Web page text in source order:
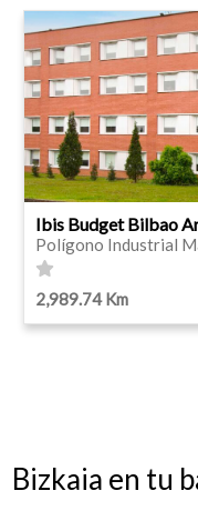
Ibis Budget Bilbao
Polígono Industrial
2,989.74 Km
Bizkaia en tu